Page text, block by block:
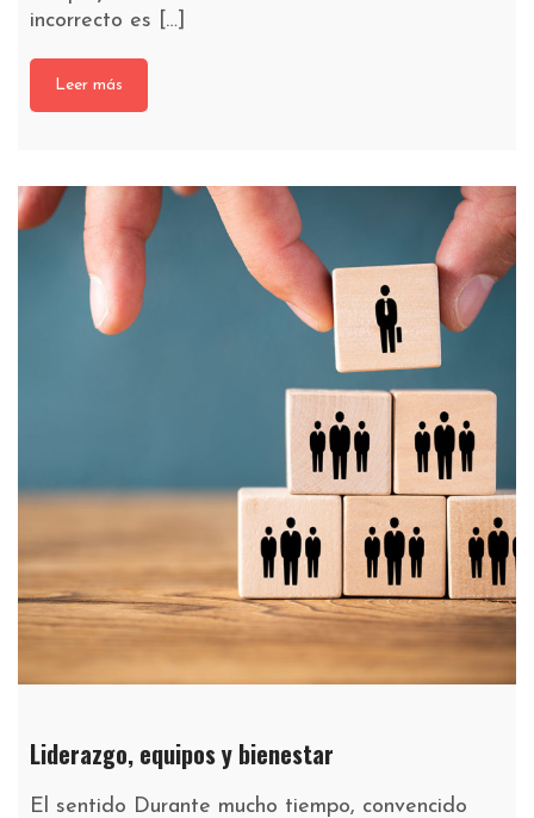
incorrecto es […]
Leer más
Liderazgo, equipos y bienestar
El sentido Durante mucho tiempo, convencido